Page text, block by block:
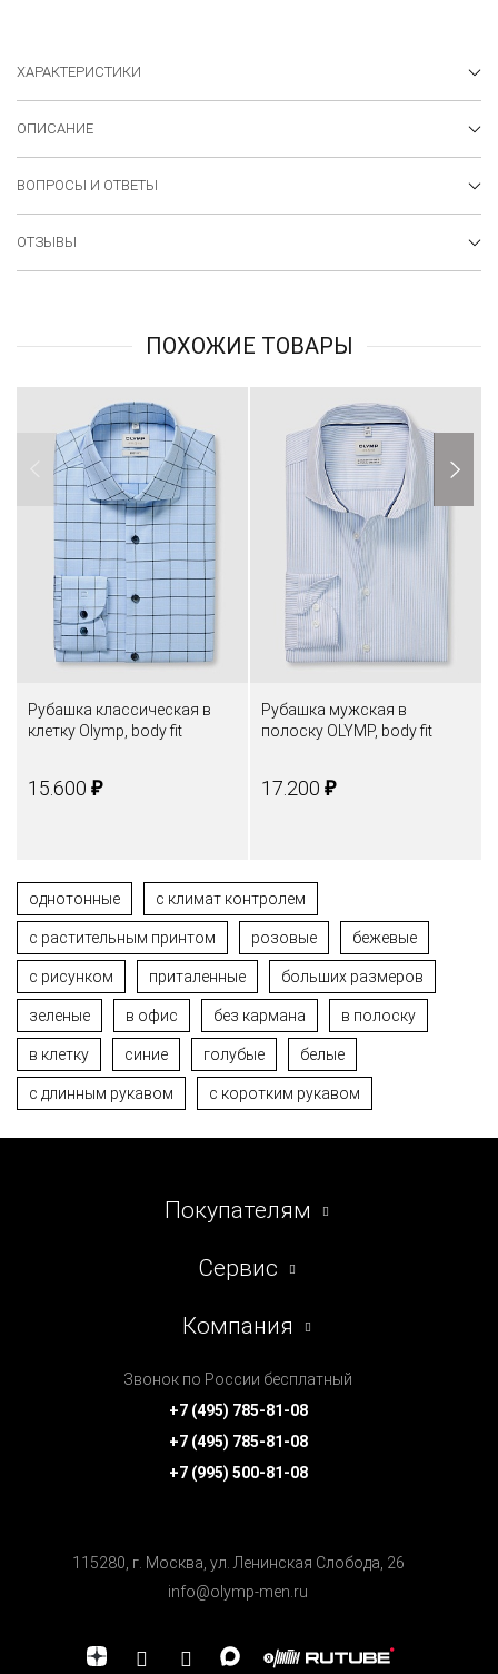
ХАРАКТЕРИСТИКИ
ОПИСАНИЕ
ВОПРОСЫ И ОТВЕТЫ
ОТЗЫВЫ
ПОХОЖИЕ ТОВАРЫ
Рубашка классическая в
клетку Olymp, body fit
15.600 ₽
Рубашка мужская в
полоску OLYMP, body fit
17.200 ₽
однотонные с климат контролем
с растительным принтом розовые бежевые
с рисунком приталенные больших размеров
зеленые в офис без кармана в полоску
в клетку синие голубые белые
с длинным рукавом с коротким рукавом
Покупателям
Сервис
Компания
Звонок по России бесплатный
+7 (495) 785-81-08
+7 (495) 785-81-08
+7 (995) 500-81-08
115280, г. Москва, ул. Ленинская Cлобода, 26
info@olymp-men.ru